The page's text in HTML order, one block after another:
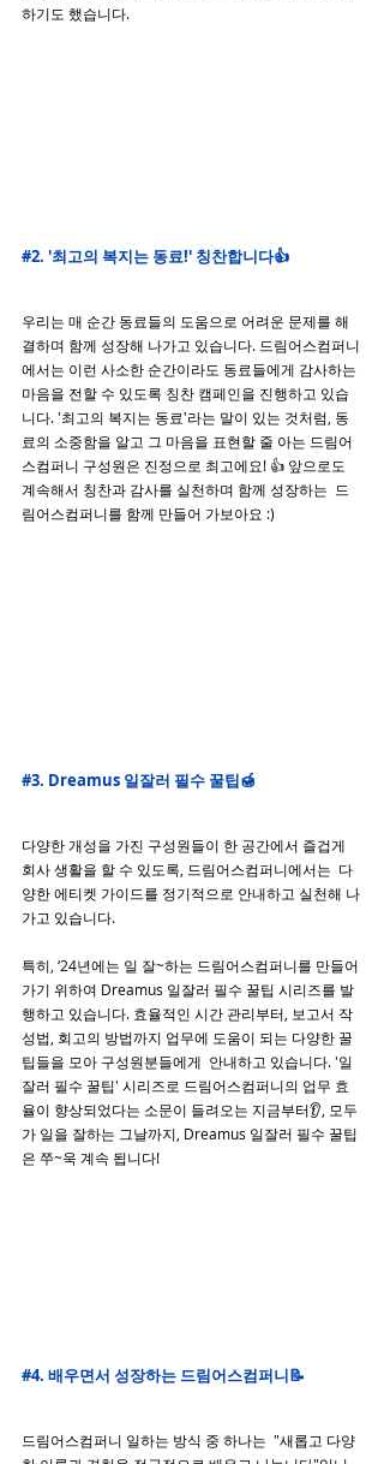
하기도 했습니다.
#2. '최고의 복지는 동료!' 칭찬합니다👍
우리는 매 순간 동료들의 도움으로 어려운 문제를 해
결하며 함께 성장해 나가고 있습니다. 드림어스컴퍼니
에서는 이런 사소한 순간이라도 동료들에게 감사하는
마음을 전할 수 있도록 칭찬 캠페인을 진행하고 있습
니다. '최고의 복지는 동료'라는 말이 있는 것처럼, 동
료의 소중함을 알고 그 마음을 표현할 줄 아는 드림어
스컴퍼니 구성원은 진정으로 최고에요! 👍 앞으로도
계속해서 칭찬과 감사를 실천하며 함께 성장하는  드
림어스컴퍼니를 함께 만들어 가보아요 :)
#3. Dreamus 일잘러 필수 꿀팁🍯
다양한 개성을 가진 구성원들이 한 공간에서 즐겁게
회사 생활을 할 수 있도록, 드림어스컴퍼니에서는  다
양한 에티켓 가이드를 정기적으로 안내하고 실천해 나
가고 있습니다.
특히, ‘24년에는 일 잘~하는 드림어스컴퍼니를 만들어
가기 위하여 Dreamus 일잘러 필수 꿀팁 시리즈를 발
행하고 있습니다. 효율적인 시간 관리부터, 보고서 작
성법, 회고의 방법까지 업무에 도움이 되는 다양한 꿀
팁들을 모아 구성원분들에게  안내하고 있습니다. '일
잘러 필수 꿀팁' 시리즈로 드림어스컴퍼니의 업무 효
율이 향상되었다는 소문이 들려오는 지금부터👂, 모두
가 일을 잘하는 그날까지, Dreamus 일잘러 필수 꿀팁
은 쭈~욱 계속 됩니다!
#4. 배우면서 성장하는 드림어스컴퍼니📝
드림어스컴퍼니 일하는 방식 중 하나는  "새롭고 다양